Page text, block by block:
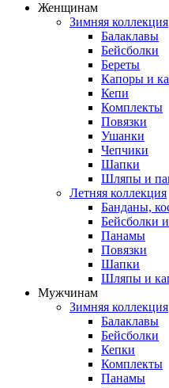
Женщинам
Зимняя коллекция
Балаклавы
Бейсболки
Береты
Капоры и
Кепи
Комплекты
Повязки
Ушанки
Чепчики
Шапки
Шляпы и
Летняя коллекция
Банданы,
Бейсболки
Панамы
Повязки
Шапки
Шляпы и
Мужчинам
Зимняя коллекция
Балаклавы
Бейсболки
Кепки
Комплекты
Панамы